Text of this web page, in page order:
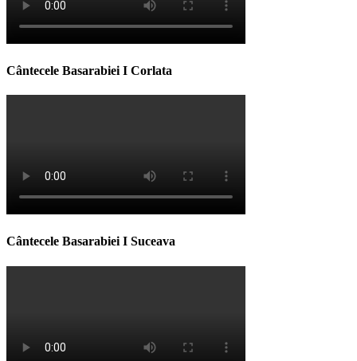
Cântecele Basarabiei I Corlata
Cântecele Basarabiei I Suceava